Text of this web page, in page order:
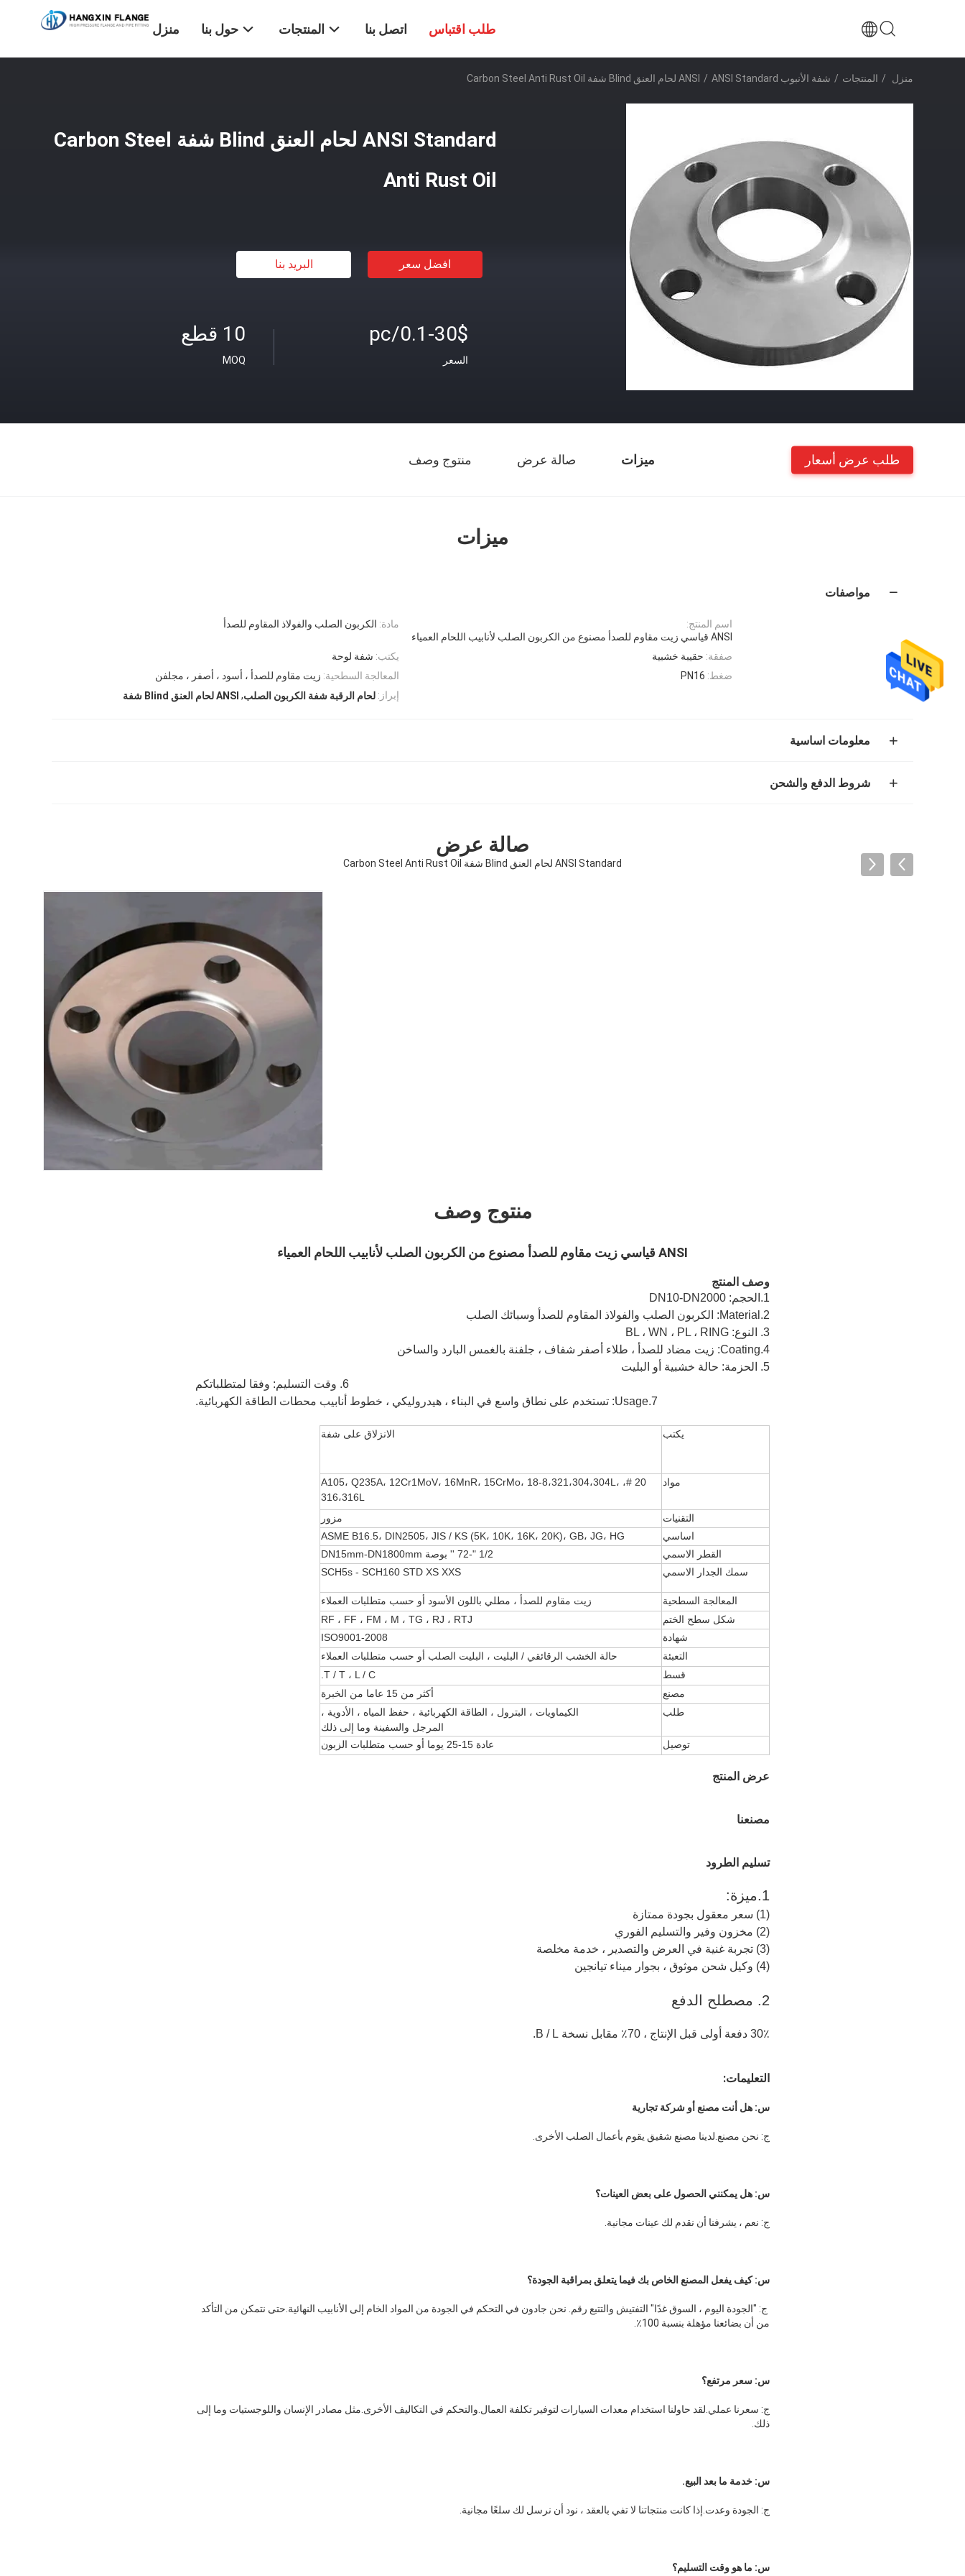
منزل حول بنا المنتجات اتصل بنا طلب اقتباس
منزل / المنتجات / شفة الأنبوب ANSI / ANSI Standard لحام العنق Blind شفة Carbon Steel Anti Rust Oil
ANSI Standard لحام العنق Blind شفة Carbon Steel
Anti Rust Oil
افضل سعر البريد بنا
10 قطع
MOQ
0.1-30$/pc
السعر
ميزات صالة عرض منتوج وصف طلب عرض أسعار
ميزات
مواصفات
مادة: الكربون الصلب والفولاذ المقاوم للصدأ
اسم المنتج:
ANSI قياسي زيت مقاوم للصدأ مصنوع من الكربون الصلب لأنابيب اللحام العمياء
يكتب: شفة لوحة صفقة: حقيبة خشبية
المعالجة السطحية: زيت مقاوم للصدأ ، أسود ، أصفر ، مجلفن ضغط: PN16
إبراز: لحام الرقبة شفة الكربون الصلب, ANSI لحام العنق Blind شفة
معلومات اساسية
شروط الدفع والشحن
صالة عرض
ANSI Standard لحام العنق Blind شفة Carbon Steel Anti Rust Oil
منتوج وصف
ANSI قياسي زيت مقاوم للصدأ مصنوع من الكربون الصلب لأنابيب اللحام العمياء
وصف المنتج
1.الحجم: DN10-DN2000
2.Material: الكربون الصلب والفولاذ المقاوم للصدأ وسبائك الصلب
3. النوع: BL ، WN ، PL ، RING
4.Coating: زيت مضاد للصدأ ، طلاء أصفر شفاف ، جلفنة بالغمس البارد والساخن
5. الحزمة: حالة خشبية أو البليت
6. وقت التسليم: وفقا لمتطلباتكم
7.Usage: تستخدم على نطاق واسع في البناء ، هيدروليكي ، خطوط أنابيب محطات الطاقة الكهربائية.
يكتب الانزلاق على شفة
مواد
20 #، A105، Q235A، 12Cr1MoV، 16MnR، 15CrMo، 18-8،321،304،304L،
316،316L
التقنيات
مزور
اساسي
ASME B16.5، DIN2505، JIS / KS (5K، 10K، 16K، 20K)، GB، JG، HG
القطر الاسمي
1/2 "-72 '' بوصة DN15mm-DN1800mm
سمك الجدار الاسمي
SCH5s - SCH160 STD XS XXS
المعالجة السطحية
زيت مقاوم للصدأ ، مطلي باللون الأسود أو حسب متطلبات العملاء
شكل سطح الختم
RF ، FF ، FM ، M ، TG ، RJ ، RTJ
شهادة
ISO9001-2008
التعبئة
حالة الخشب الرقائقي / البليت ، البليت الصلب أو حسب متطلبات العملاء
قسط
T / T ، L / C.
مصنع
أكثر من 15 عاما من الخبرة
طلب
الكيماويات ، البترول ، الطاقة الكهربائية ، حفظ المياه ، الأدوية ،
المرجل والسفينة وما إلى ذلك
توصيل
عادة 15-25 يوما أو حسب متطلبات الزبون
عرض المنتج
مصنعنا
تسليم الطرود
1.ميزة:
(1) سعر معقول بجودة ممتازة
(2) مخزون وفير والتسليم الفوري
(3) تجربة غنية في العرض والتصدير ، خدمة مخلصة
(4) وكيل شحن موثوق ، بجوار ميناء تيانجين
2. مصطلح الدفع
30٪ دفعة أولى قبل الإنتاج ، 70٪ مقابل نسخة B / L.
التعليمات:
س: هل أنت مصنع أو شركة تجارية
ج: نحن مصنع.لدينا مصنع شقيق يقوم بأعمال الصلب الأخرى.
س: هل يمكنني الحصول على بعض العينات؟
ج: نعم ، يشرفنا أن نقدم لك عينات مجانية.
س: كيف يفعل المصنع الخاص بك فيما يتعلق بمراقبة الجودة؟
من أن بضائعنا مؤهلة بنسبة 100٪.
س: سعر مرتفع؟
ذلك.
س: خدمة ما بعد البيع.
ج: الجودة وعدت.إذا كانت منتجاتنا لا تفي بالعقد ، نود أن نرسل لك سلعًا مجانية.
س: ما هو وقت التسليم؟